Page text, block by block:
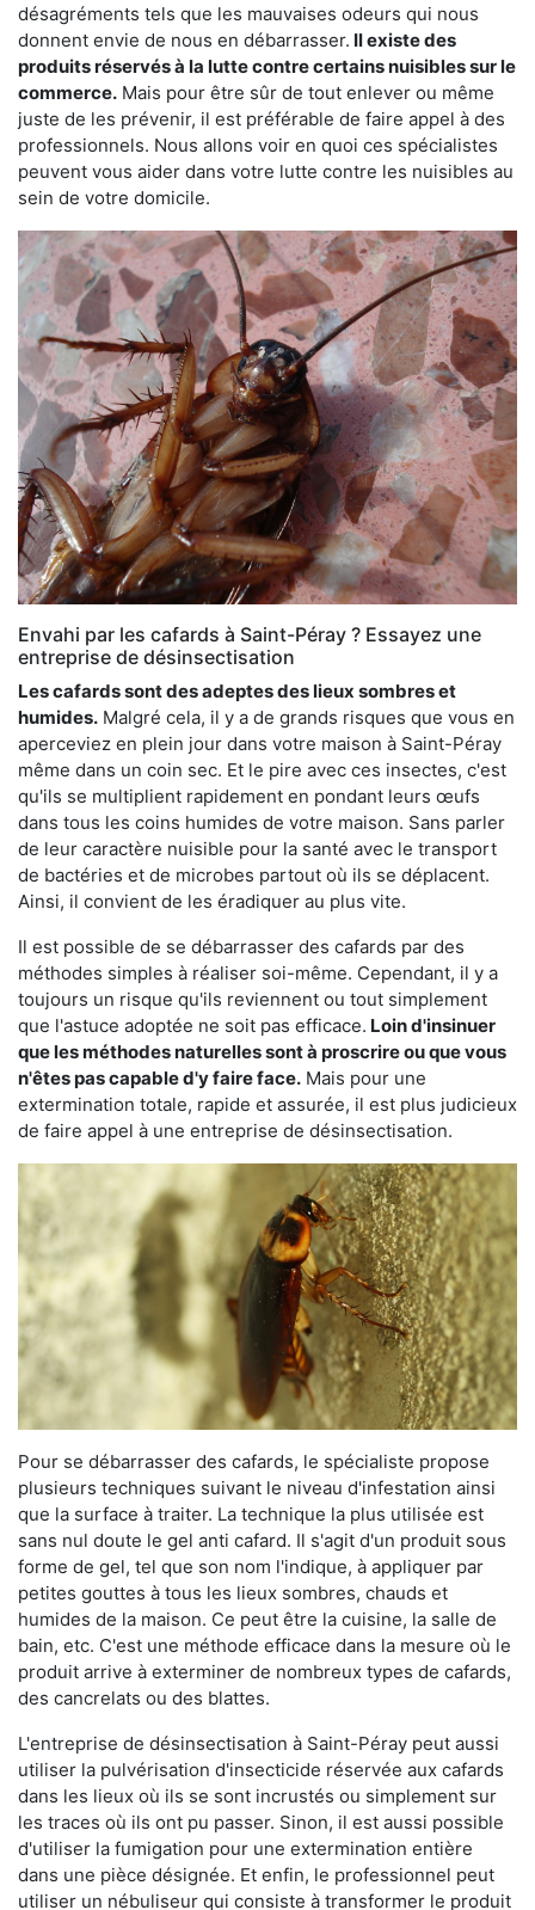
désagréments tels que les mauvaises odeurs qui nous
donnent envie de nous en débarrasser. Il existe des
produits réservés à la lutte contre certains nuisibles sur le
commerce. Mais pour être sûr de tout enlever ou même
juste de les prévenir, il est préférable de faire appel à des
professionnels. Nous allons voir en quoi ces spécialistes
peuvent vous aider dans votre lutte contre les nuisibles au
sein de votre domicile.
Envahi par les cafards à Saint-Péray ? Essayez une
entreprise de désinsectisation
Les cafards sont des adeptes des lieux sombres et
humides. Malgré cela, il y a de grands risques que vous en
aperceviez en plein jour dans votre maison à Saint-Péray
même dans un coin sec. Et le pire avec ces insectes, c'est
qu'ils se multiplient rapidement en pondant leurs œufs
dans tous les coins humides de votre maison. Sans parler
de leur caractère nuisible pour la santé avec le transport
de bactéries et de microbes partout où ils se déplacent.
Ainsi, il convient de les éradiquer au plus vite.
Il est possible de se débarrasser des cafards par des
méthodes simples à réaliser soi-même. Cependant, il y a
toujours un risque qu'ils reviennent ou tout simplement
que l'astuce adoptée ne soit pas efficace. Loin d'insinuer
que les méthodes naturelles sont à proscrire ou que vous
n'êtes pas capable d'y faire face. Mais pour une
extermination totale, rapide et assurée, il est plus judicieux
de faire appel à une entreprise de désinsectisation.
Pour se débarrasser des cafards, le spécialiste propose
plusieurs techniques suivant le niveau d'infestation ainsi
que la surface à traiter. La technique la plus utilisée est
sans nul doute le gel anti cafard. Il s'agit d'un produit sous
forme de gel, tel que son nom l'indique, à appliquer par
petites gouttes à tous les lieux sombres, chauds et
humides de la maison. Ce peut être la cuisine, la salle de
bain, etc. C'est une méthode efficace dans la mesure où le
produit arrive à exterminer de nombreux types de cafards,
des cancrelats ou des blattes.
L'entreprise de désinsectisation à Saint-Péray peut aussi
utiliser la pulvérisation d'insecticide réservée aux cafards
dans les lieux où ils se sont incrustés ou simplement sur
les traces où ils ont pu passer. Sinon, il est aussi possible
d'utiliser la fumigation pour une extermination entière
dans une pièce désignée. Et enfin, le professionnel peut
utiliser un nébuliseur qui consiste à transformer le produit